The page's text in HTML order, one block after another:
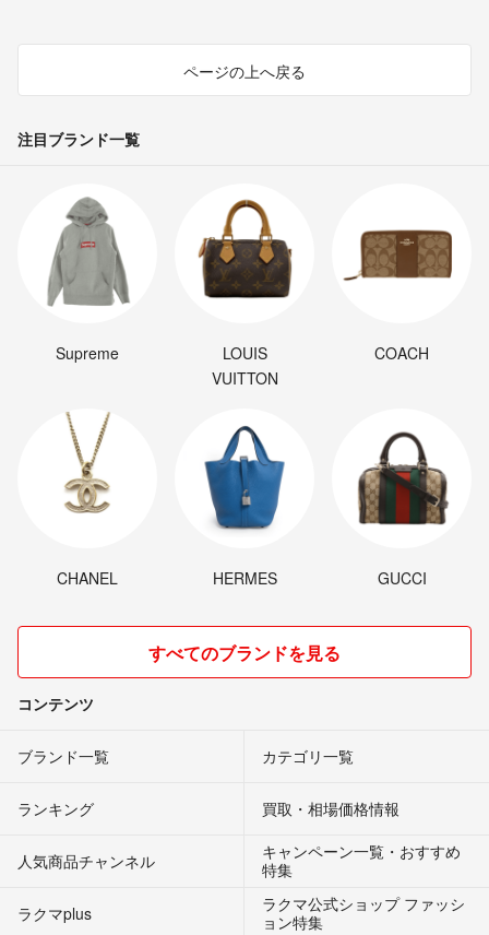
ページの上へ戻る
注目ブランド一覧
Supreme
LOUIS
VUITTON
COACH
CHANEL HERMES GUCCI
すべてのブランドを見る
コンテンツ
ブランド一覧 カテゴリ一覧
ランキング 買取・相場価格情報
人気商品チャンネル
キャンペーン一覧・おすすめ
特集
ラクマplus
ラクマ公式ショップ ファッシ
ョン特集